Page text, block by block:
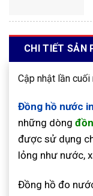
CHI TIẾT SẢN
Cập nhật lần
Đồng hồ nước
những dòng
được sử dụng
lỏng như nước,
Đồng hồ đo